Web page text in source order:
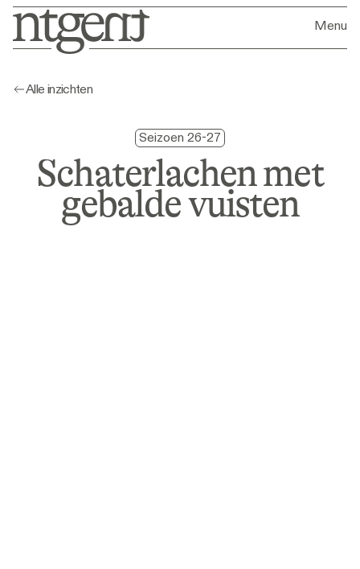
Menu
Alle inzichten
Seizoen 26-27
Schaterlachen met
gebalde vuisten